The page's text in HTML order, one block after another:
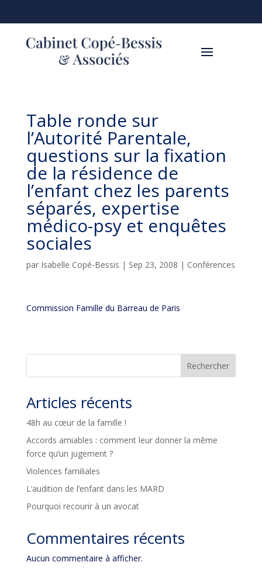
Table ronde sur
l’Autorité Parentale,
questions sur la fixation
de la résidence de
l’enfant chez les parents
séparés, expertise
médico-psy et enquêtes
sociales
par Isabelle Copé-Bessis | Sep 23, 2008 | Conférences
Commission Famille du Barreau de Paris
Rechercher
Articles récents
48h au cœur de la famille !
Accords amiables : comment leur donner la même
force qu’un jugement ?
Violences familiales
L’audition de l’enfant dans les MARD
Pourquoi recourir à un avocat
Commentaires récents
Aucun commentaire à afficher.